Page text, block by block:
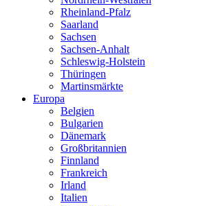
Rheinland-Pfalz
Saarland
Sachsen
Sachsen-Anhalt
Schleswig-Holstein
Thüringen
Martinsmärkte
Europa
Belgien
Bulgarien
Dänemark
Großbritannien
Finnland
Frankreich
Irland
Italien